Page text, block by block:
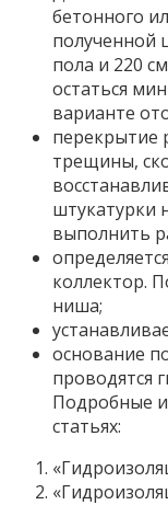
бетонного
полученной
пола и 220
остаться
варианте
перекрытие
трещины,
штукатурки
выполнить
коллектор.
ниша;
основание
проводятся
Подробные
статьях: